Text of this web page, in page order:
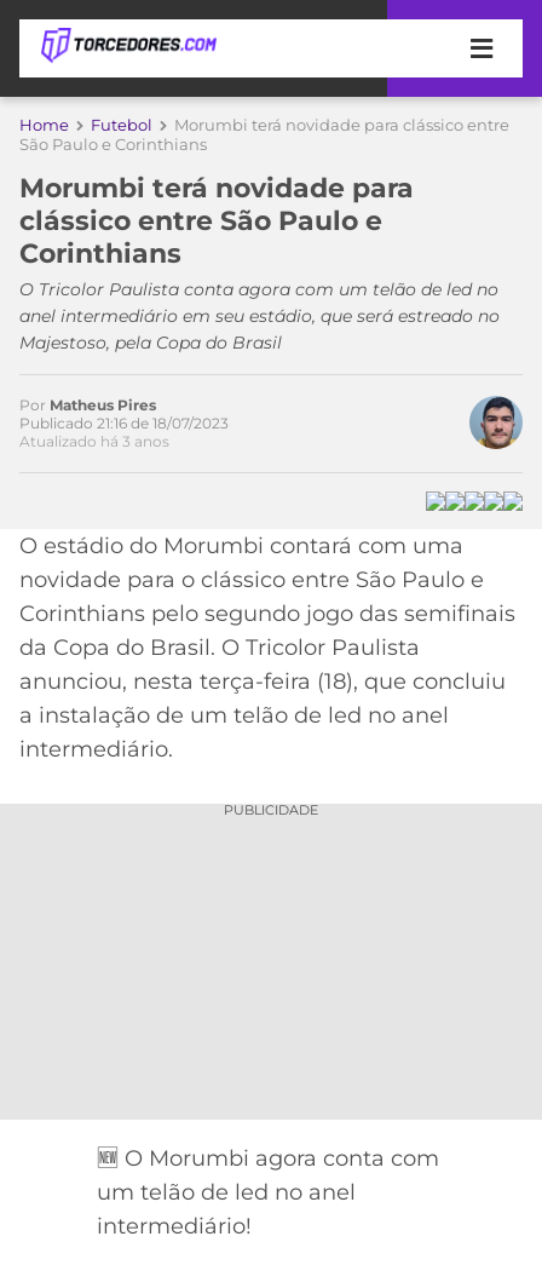
APOSTAS
DE
APOSTA
MELHORES
SITES
DE
APOSTAS
2026
CÓDIGO
DE
INDICAÇÃO
BET365
CÓDIGO
BETANO
ONLINE
2026
COPA
DO
MUNDO
TIMES
MEU
TIME
CORINTHIANS
SÃO
PAULO
SANTOS
FLAMENGO
GRÊMIO
ATLÉTICO
MG
CAMPEONATOS
A
LIBERTADORES
COPA
DO
BRASIL
LALIGA
MERCADO
DA
BOLA
PALPITES
Home Futebol
Morumbi terá novidade para clássico entre
São Paulo e Corinthians
Morumbi terá novidade para
clássico entre São Paulo e
Corinthians
O Tricolor Paulista conta agora com um telão de led no
anel intermediário em seu estádio, que será estreado no
Majestoso, pela Copa do Brasil
Acesse o perfil do autor
no Twitter
Por Matheus Pires
Publicado 21:16 de 18/07/2023
Atualizado há 3 anos
O estádio do Morumbi contará com uma
novidade para o clássico entre São Paulo e
Corinthians pelo segundo jogo das semifinais
da Copa do Brasil. O Tricolor Paulista
anunciou, nesta terça-feira (18), que concluiu
a instalação de um telão de led no anel
intermediário.
PUBLICIDADE
🆕 O Morumbi agora conta com
um telão de led no anel
intermediário!